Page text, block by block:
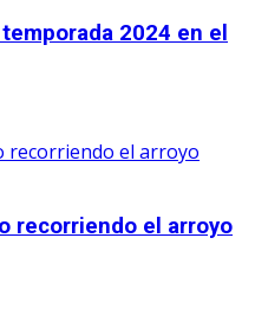
2024 en el
recorriendo el arroyo